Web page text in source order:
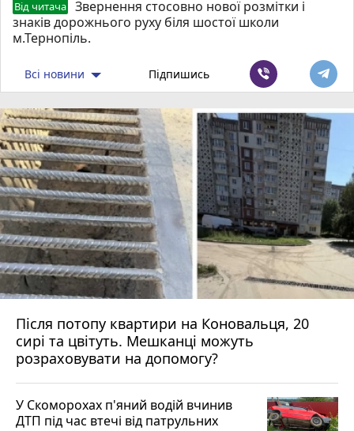
Від читача
Звернення стосовно нової розмітки і
знаків дорожнього руху біля шостої школи
м.Тернопіль.
Всі новини Підпишись
Після потопу квартири на Коновальця, 20
сирі та цвітуть. Мешканці можуть
розраховувати на допомогу?
У Скоморохах п'яний водій вчинив
ДТП під час втечі від патрульних